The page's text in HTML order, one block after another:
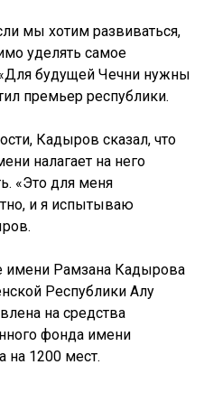
мы хотим развиваться,
уделять самое
будущей Чечни нужны
премьер республики.
Кадыров сказал, что
налагает на него
«Это для меня
и я испытываю
имени Рамзана Кадырова
Республики Алу
на средства
фонда имени
на 1200 мест.